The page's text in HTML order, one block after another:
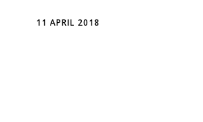
11 APRIL 2018